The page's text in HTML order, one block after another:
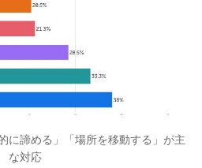
に諦める」「場所を移動する」が主
な対応